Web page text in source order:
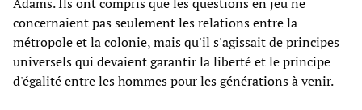
concernaient pas seulement les relations entre la
métropole et la colonie, mais qu'il s'agissait de principes
universels qui devaient garantir la liberté et le principe
d'égalité entre les hommes pour les générations à venir.